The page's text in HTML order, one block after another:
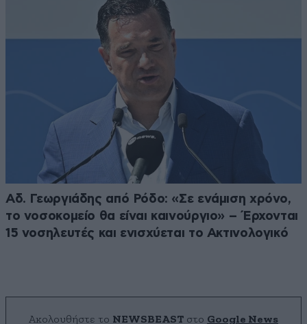
Αδ. Γεωργιάδης από Ρόδο: «Σε ενάμιση χρόνο,
το νοσοκομείο θα είναι καινούργιο» – Έρχονται
15 νοσηλευτές και ενισχύεται το Ακτινολογικό
Ακολουθήστε το NEWSBEAST στο Google News